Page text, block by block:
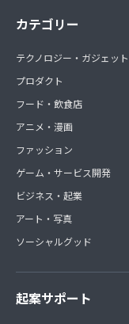
カテゴリー
テクノロジー・ガジェット
プロダクト
フード・飲食店
アニメ・漫画
ファッション
ゲーム・サービス開発
ビジネス・起業
アート・写真
ソーシャルグッド
起案サポート